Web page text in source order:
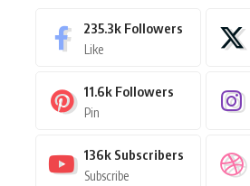
235.3k Followers
Like
11.6k Followers
Pin
136k Subscribers
Subscribe